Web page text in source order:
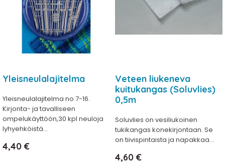
Yleisneulalajitelma
Yleisneulalajitelma no 7-16.
Kirjonta- ja tavalliseen
ompelukäyttöön,30 kpl neuloja
lyhyehköistä...
Hinta
4,40 €
Veteen liukeneva
kuitukangas (Soluvlies)
0,5m
Soluvlies on vesiliukoinen
tukikangas konekirjontaan. Se
on tiivispintaista ja napakkaa...
Hinta
4,60 €